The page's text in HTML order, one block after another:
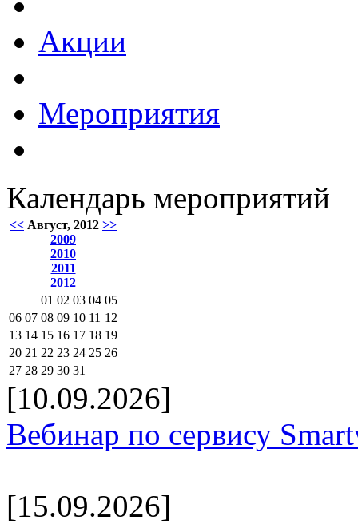
Акции
Мероприятия
Календарь мероприятий
<< Август, 2012 >>
2009
2010
2011
2012
01 02 03 04 05
06 07 08 09 10 11 12
13 14 15 16 17 18 19
20 21 22 23 24 25 26
27 28 29 30 31
[10.09.2026]
Вебинар по сервису
[15.09.2026]